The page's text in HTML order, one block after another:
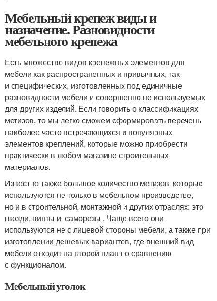
Мебельный крепеж виды и
назначение. Разновидности
мебельного крепежа
Есть множество видов крепежных элементов для
мебели как распространенных и привычных, так
и специфических, изготовленных под единичные
разновидности мебели и совершенно не используемых
для других изделий. Если говорить о классификациях
метизов, то мы легко сможем сформировать перечень
наиболее часто встречающихся и популярных
элементов креплений, которые можно приобрести
практически в любом магазине строительных
материалов.
Известно также большое количество метизов, которые
используются не только в мебельном производстве,
но и в строительной, монтажной и других отраслях: это
гвозди, винты и саморезы . Чаще всего они
используются не с лицевой стороны мебели, а также при
изготовлении дешевых вариантов, где внешний вид
мебели отходит на второй план по сравнению
с функционалом.
Мебельный уголок